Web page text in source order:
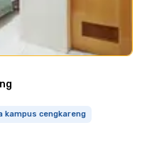
kampus cengkareng